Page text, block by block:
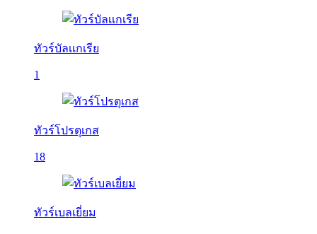
ทัวร์บัลเเกเรีย
1
ทัวร์โปรตุเกส
18
ทัวร์เบลเยี่ยม